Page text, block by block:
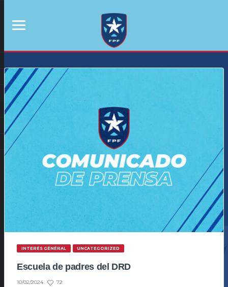
INTERÉS GÉNÉRAL UNCATEGORIZED
Escuela de padres del DRD
10/02/2024 72